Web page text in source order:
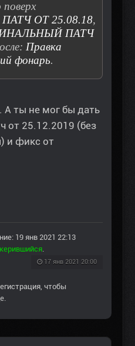
ПАТЧ ОТ 25.08.18,
ПАТЧ
Правка
фонарь.
А ты не мог бы дать
от 25.12.2019 (без
и фикс от
19 янв 2021 22:13
17 янв 2021 20:00
, чтобы